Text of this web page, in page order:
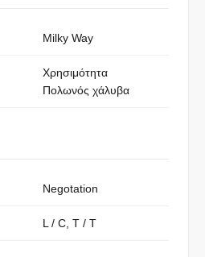
Milky Way
Χρησιμότητα
Πολωνός χάλυβα
Negotation
L / C, T / T